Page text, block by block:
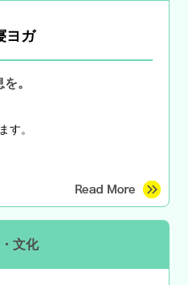
ヨガ
。
す。
文化